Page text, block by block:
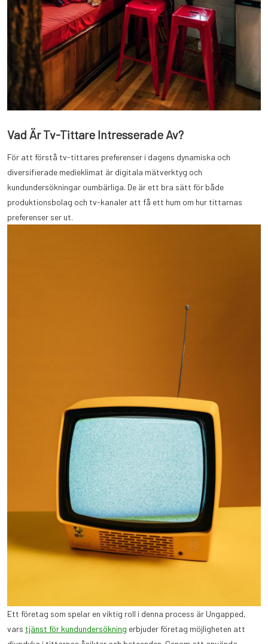
Vad Är Tv-Tittare Intresserade Av?
För att förstå tv-tittares preferenser i dagens dynamiska och
diversifierade medieklimat är digitala mätverktyg och
kundundersökningar oumbärliga. De är ett bra sätt för både
produktionsbolag och tv-kanaler att få ett hum om hur tittarnas
preferenser ser ut.
Ett företag som spelar en viktig roll i denna process är Ungapped,
vars tjänst för kundundersökning erbjuder företag möjligheten att